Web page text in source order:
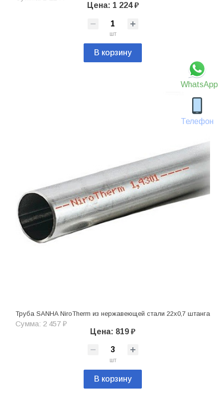
WhatsApp
Телефон
Цена: 1 224 ₽
шт
В корзину
Труба SANHA NiroTherm из нержавеющей стали 22х0,7 штанга
Сумма: 2 457 ₽
Цена: 819 ₽
шт
В корзину